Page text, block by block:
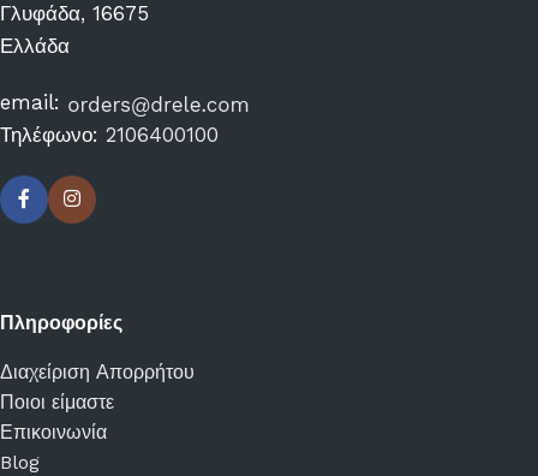
Γλυφάδα, 16675
Ελλάδα
email:
Τηλέφωνο: 2106400100
Πληροφορίες
Διαχείριση Απορρήτου
Ποιοι είμαστε
Επικοινωνία
Blog